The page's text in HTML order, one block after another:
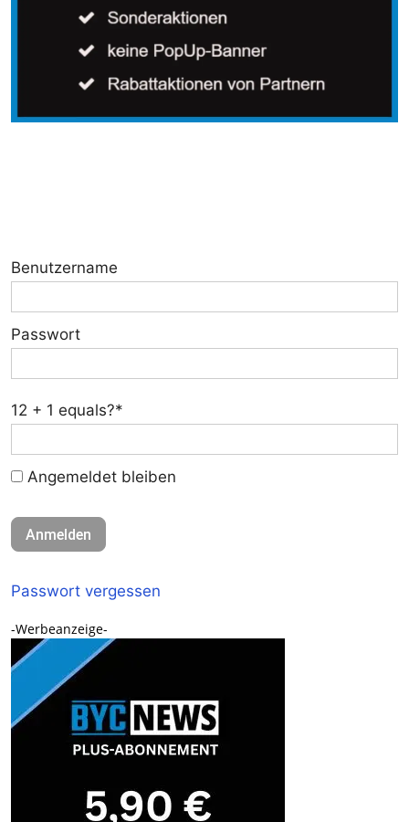
Benutzername
Passwort
12 + 1 equals?*
Angemeldet bleiben
Passwort vergessen
-Werbeanzeige-